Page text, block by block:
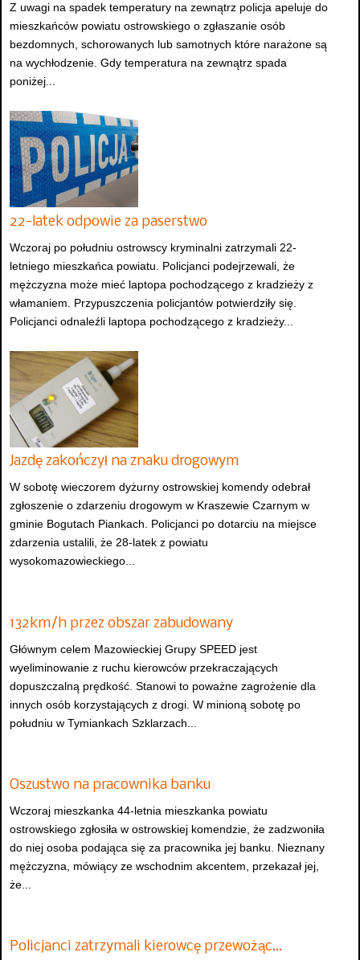
Z uwagi na spadek temperatury na zewnątrz policja apeluje do
mieszkańców powiatu ostrowskiego o zgłaszanie osób
bezdomnych, schorowanych lub samotnych które narażone są
na wychłodzenie. Gdy temperatura na zewnątrz spada
poniżej...
22-latek odpowie za paserstwo
Wczoraj po południu ostrowscy kryminalni zatrzymali 22-
letniego mieszkańca powiatu. Policjanci podejrzewali, że
mężczyzna może mieć laptopa pochodzącego z kradzieży z
włamaniem. Przypuszczenia policjantów potwierdziły się.
Policjanci odnaleźli laptopa pochodzącego z kradzieży...
Jazdę zakończył na znaku drogowym
W sobotę wieczorem dyżurny ostrowskiej komendy odebrał
zgłoszenie o zdarzeniu drogowym w Kraszewie Czarnym w
gminie Bogutach Piankach. Policjanci po dotarciu na miejsce
zdarzenia ustalili, że 28-latek z powiatu
wysokomazowieckiego...
132km/h przez obszar zabudowany
Głównym celem Mazowieckiej Grupy SPEED jest
wyeliminowanie z ruchu kierowców przekraczających
dopuszczalną prędkość. Stanowi to poważne zagrożenie dla
innych osób korzystających z drogi. W minioną sobotę po
południu w Tymiankach Szklarzach...
Oszustwo na pracownika banku
Wczoraj mieszkanka 44-letnia mieszkanka powiatu
ostrowskiego zgłosiła w ostrowskiej komendzie, że zadzwoniła
do niej osoba podająca się za pracownika jej banku. Nieznany
mężczyzna, mówiący ze wschodnim akcentem, przekazał jej,
że...
Policjanci zatrzymali kierowcę przewożąc…